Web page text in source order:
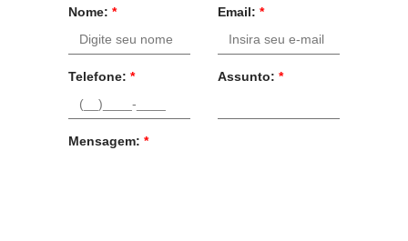
Nome: * Email: *
Telefone: * Assunto: *
Mensagem: *